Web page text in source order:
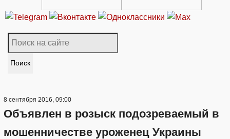
Поиск
8 сентября 2016, 09:00
Объявлен в розыск подозреваемый в
мошенничестве уроженец Украины